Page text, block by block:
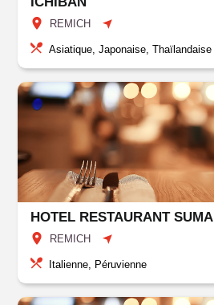
REMICH
Asiatique, Japonaise, Thaïlandaise
HOTEL RESTAURANT SUMA
REMICH
Italienne, Péruvienne